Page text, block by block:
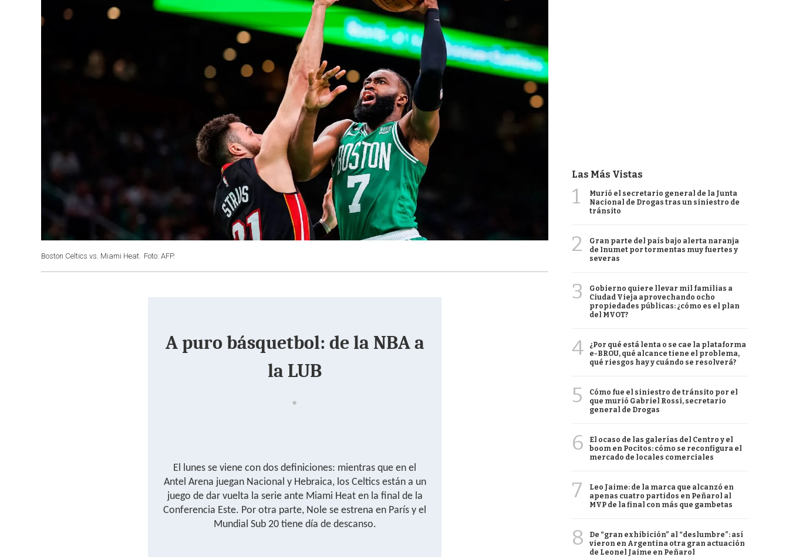
Boston Celtics vs. Miami Heat. Foto: AFP.
A puro básquetbol: de la NBA a
la LUB
El lunes se viene con dos definiciones: mientras que en el
Antel Arena juegan Nacional y Hebraica, los Celtics están a un
juego de dar vuelta la serie ante Miami Heat en la final de la
Conferencia Este. Por otra parte, Nole se estrena en París y el
Mundial Sub 20 tiene día de descanso.
Las Más Vistas
1
Murió el secretario general de la Junta
Nacional de Drogas tras un siniestro de
tránsito
2
Gran parte del país bajo alerta naranja
de Inumet por tormentas muy fuertes y
severas
3
Gobierno quiere llevar mil familias a
Ciudad Vieja aprovechando ocho
propiedades públicas: ¿cómo es el plan
del MVOT?
4
¿Por qué está lenta o se cae la plataforma
e-BROU, qué alcance tiene el problema,
qué riesgos hay y cuándo se resolverá?
5
Cómo fue el siniestro de tránsito por el
que murió Gabriel Rossi, secretario
general de Drogas
6
El ocaso de las galerías del Centro y el
boom en Pocitos: cómo se reconfigura el
mercado de locales comerciales
7
Leo Jaime: de la marca que alcanzó en
apenas cuatro partidos en Peñarol al
MVP de la final con más que gambetas
8
De “gran exhibición” al “deslumbre”: así
vieron en Argentina otra gran actuación
de Leonel Jaime en Peñarol